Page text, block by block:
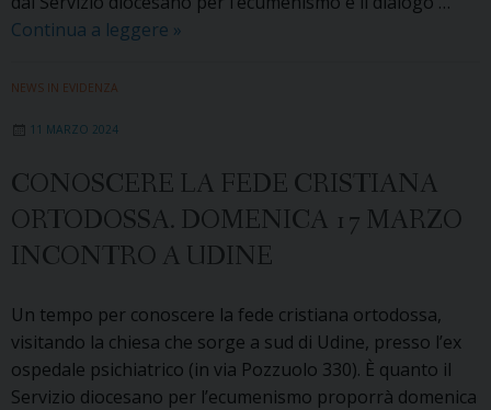
Continua a leggere A
la
Pasqua
»
NEWS IN EVIDENZA
11 MARZO 2024
CONOSCERE LA FEDE CRISTIANA
ORTODOSSA. DOMENICA 17 MARZO
INCONTRO A UDINE
Un tempo per conoscere la fede cristiana ortodossa,
visitando la chiesa che sorge a sud di Udine, presso l’ex
ospedale psichiatrico (in via Pozzuolo 330). È quanto il
Servizio diocesano per l’ecumenismo proporrà domenica